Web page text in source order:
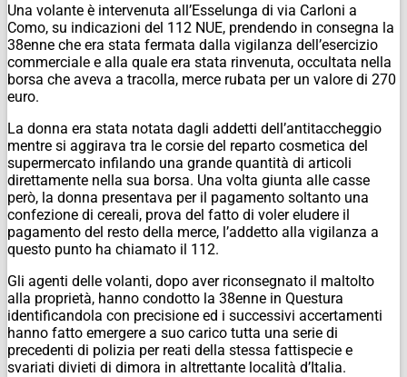
Una volante è intervenuta all’Esselunga di via Carloni a
Como, su indicazioni del 112 NUE, prendendo in consegna la
38enne che era stata fermata dalla vigilanza dell’esercizio
commerciale e alla quale era stata rinvenuta, occultata nella
borsa che aveva a tracolla, merce rubata per un valore di 270
euro.
La donna era stata notata dagli addetti dell’antitaccheggio
mentre si aggirava tra le corsie del reparto cosmetica del
supermercato infilando una grande quantità di articoli
direttamente nella sua borsa. Una volta giunta alle casse
però, la donna presentava per il pagamento soltanto una
confezione di cereali, prova del fatto di voler eludere il
pagamento del resto della merce, l’addetto alla vigilanza a
questo punto ha chiamato il 112.
Gli agenti delle volanti, dopo aver riconsegnato il maltolto
alla proprietà, hanno condotto la 38enne in Questura
identificandola con precisione ed i successivi accertamenti
hanno fatto emergere a suo carico tutta una serie di
precedenti di polizia per reati della stessa fattispecie e
svariati divieti di dimora in altrettante località d’Italia.